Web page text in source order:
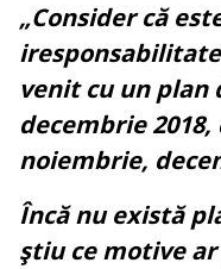
„Consider că
venit cu un plan
decembrie
noiembrie,
Încă nu există
ştiu ce motive